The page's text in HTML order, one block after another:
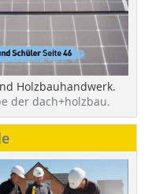
Holzbauhandwerk.
der dach+holzbau.